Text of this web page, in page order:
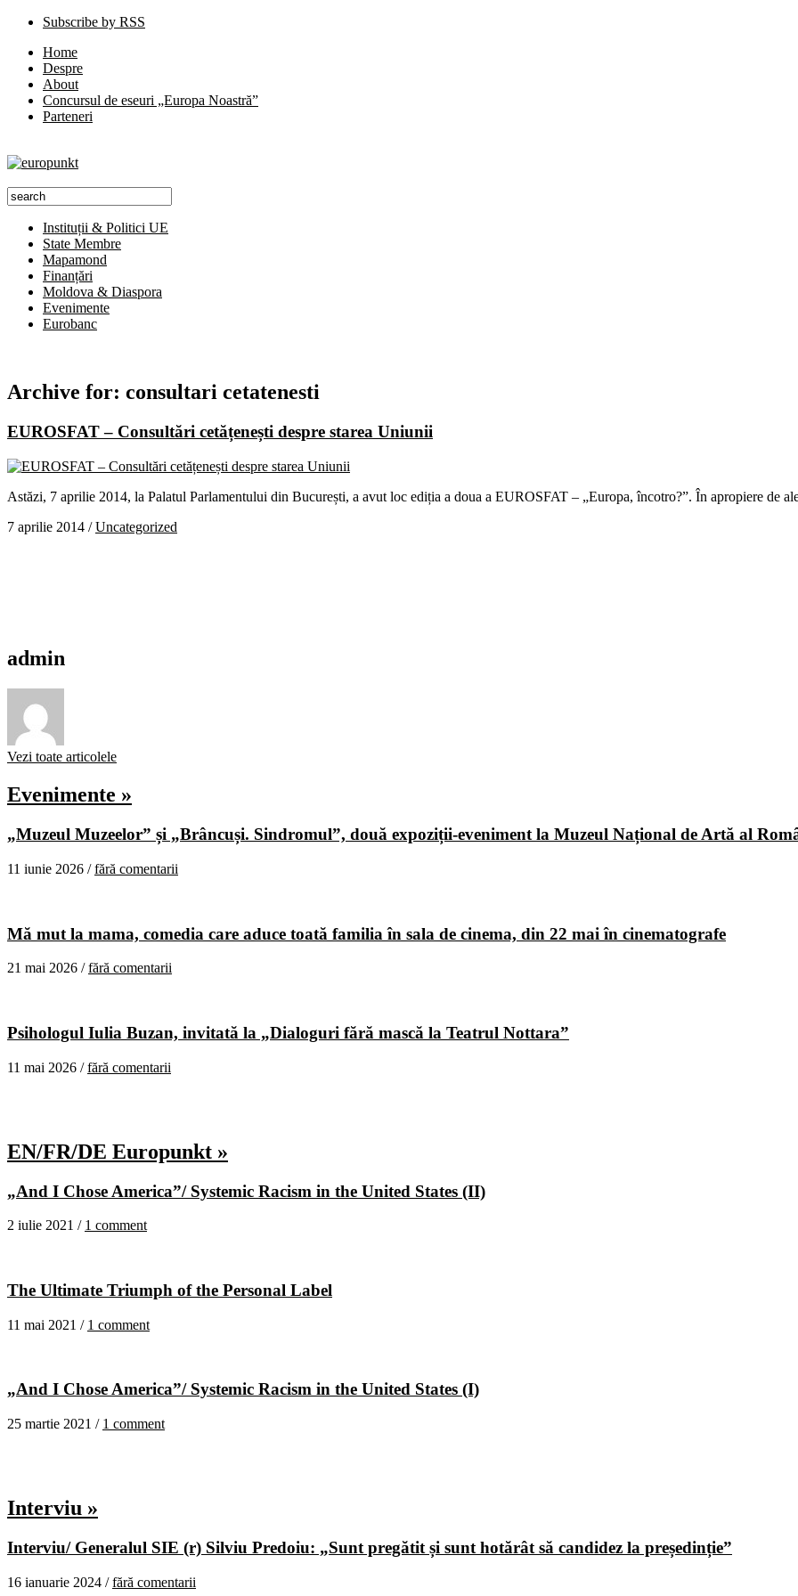
Subscribe by RSS
Home
Despre
About
Concursul de eseuri „Europa Noastră”
Parteneri
Instituții & Politici UE
State Membre
Mapamond
Finanțări
Moldova & Diaspora
Evenimente
Eurobanc
Archive for: consultari cetatenesti
EUROSFAT – Consultări cetățenești despre starea Uniunii
Astăzi, 7 aprilie 2014, la Palatul Parlamentului din București, a avut loc ediția a doua a EUROSFAT – „Europa, încotro?”. În apropiere de
7 aprilie 2014 /Uncategorized
admin
Vezi toate articolele
Evenimente »
„Muzeul Muzeelor” și „Brâncuși. Sindromul”, două expoziții-eveniment la Muzeul Național de Artă al
11 iunie 2026 /fără comentarii
Mă mut la mama, comedia care aduce toată familia în sala de cinema, din 22 mai în cinematografe
21 mai 2026 /fără comentarii
Psihologul Iulia Buzan, invitată la „Dialoguri fără mască la Teatrul Nottara”
11 mai 2026 /fără comentarii
EN/FR/DE Europunkt »
„And I Chose America”/ Systemic Racism in the United States (II)
2 iulie 2021 / 1 comment
The Ultimate Triumph of the Personal Label
11 mai 2021 / 1 comment
„And I Chose America”/ Systemic Racism in the United States (I)
25 martie 2021 / 1 comment
Interviu »
Interviu/ Generalul SIE (r) Silviu Predoiu: „Sunt pregătit și sunt hotărât să candidez la președinție”
16 ianuarie 2024 /fără comentarii